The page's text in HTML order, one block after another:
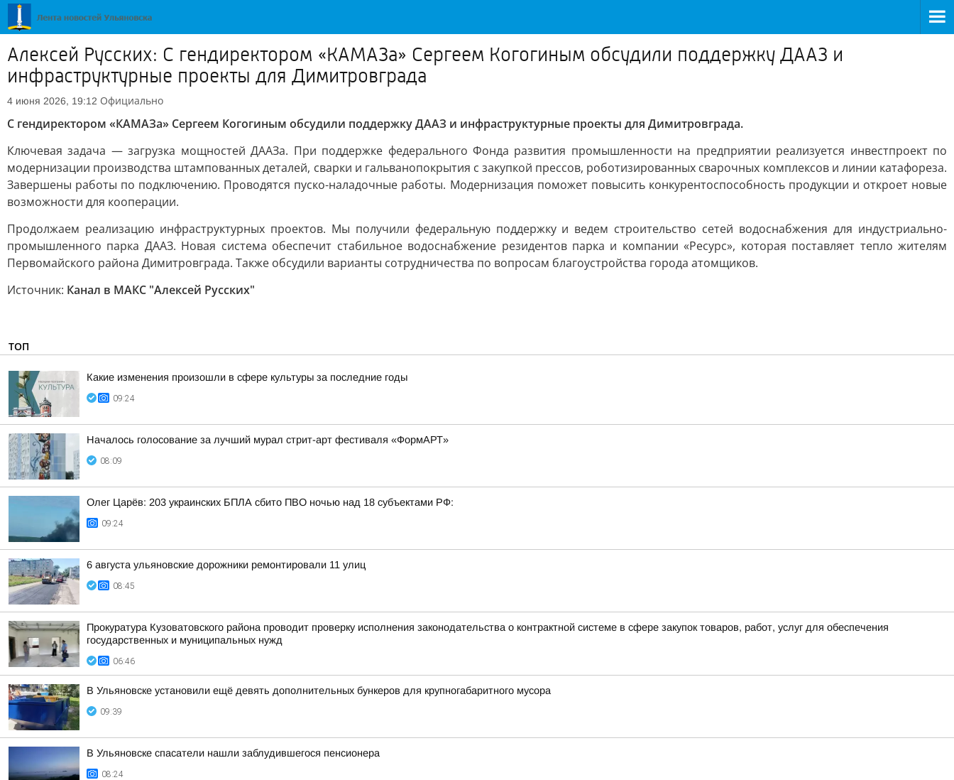
Алексей Русских: С гендиректором «КАМАЗа» Сергеем Когогиным обсудили поддержку ДААЗ и
инфраструктурные проекты для Димитровграда
4 июня 2026, 19:12 Официально
С гендиректором «КАМАЗа» Сергеем Когогиным обсудили поддержку ДААЗ и инфраструктурные проекты для Димитровграда.
Ключевая задача — загрузка мощностей ДААЗа. При поддержке федерального Фонда развития промышленности на предприятии реализуется инвестпроект по
модернизации производства штампованных деталей, сварки и гальванопокрытия с закупкой прессов, роботизированных сварочных комплексов и линии катафореза.
Завершены работы по подключению. Проводятся пуско-наладочные работы. Модернизация поможет повысить конкурентоспособность продукции и откроет новые
возможности для кооперации.
Продолжаем реализацию инфраструктурных проектов. Мы получили федеральную поддержку и ведем строительство сетей водоснабжения для индустриально-
промышленного парка ДААЗ. Новая система обеспечит стабильное водоснабжение резидентов парка и компании «Ресурс», которая поставляет тепло жителям
Первомайского района Димитровграда. Также обсудили варианты сотрудничества по вопросам благоустройства города атомщиков.
Источник: Канал в МАКС "Алексей Русских"
ТОП
Какие изменения произошли в сфере культуры за последние годы
09:24
Началось голосование за лучший мурал стрит-арт фестиваля «ФормАРТ»
08:09
Олег Царёв: 203 украинских БПЛА сбито ПВО ночью над 18 субъектами РФ:
09:24
6 августа ульяновские дорожники ремонтировали 11 улиц
08:45
Прокуратура Кузоватовского района проводит проверку исполнения законодательства о контрактной системе в сфере закупок товаров, работ, услуг для обеспечения
государственных и муниципальных нужд
06:46
В Ульяновске установили ещё девять дополнительных бункеров для крупногабаритного мусора
09:39
В Ульяновске спасатели нашли заблудившегося пенсионера
08:24